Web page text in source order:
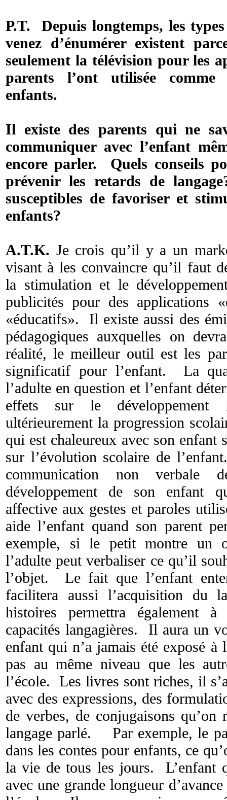
P.T. Depuis longtemps, les
venez d’énumérer existent
seulement la télévision pour les
parents l’ont utilisée
enfants.
Il existe des parents qui ne
communiquer avec l’enfant
encore parler. Quels conseils
prévenir les retards de
susceptibles de favoriser et
enfants?
A.T.K. Je crois qu’il y a un
visant à les convaincre qu’il faut
la stimulation et le
publicités pour des applications
«éducatifs». Il existe aussi des
pédagogiques auxquelles on
réalité, le meilleur outil est les
significatif pour l’enfant. La
l’adulte en question et l’enfant
effets sur le
ultérieurement la progression
qui est chaleureux avec son enfant
sur l’évolution scolaire de
communication non
développement de son enfant
affective aux gestes et paroles
aide l’enfant quand son parent
exemple, si le petit montre un
l’adulte peut verbaliser ce qu’il
l’objet. Le fait que l’enfant
facilitera aussi l’acquisition du
histoires permettra également à
capacités langagières. Il aura un
enfant qui n’a jamais été exposé à
pas au même niveau que les
l’école. Les livres sont riches, il
avec des expressions, des
de verbes, de conjugaisons qu’on
langage parlé. Par exemple, le
dans les contes pour enfants, ce
la vie de tous les jours. L’enfant
avec une grande longueur